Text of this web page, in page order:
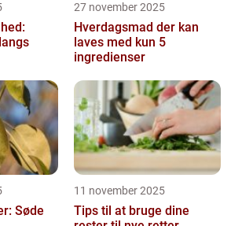
27 november 2025
Hverdagsmad der kan
laves med kun 5
ingredienser
Søde
11 november 2025
Tips til at bruge dine